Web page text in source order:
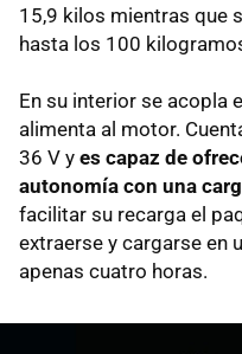
15,9 kilos mientras que
hasta los 100
En su interior se acopla
alimenta al motor.
36 V y es capaz de
autonomía con una
facilitar su recarga el
extraerse y cargarse en
apenas cuatro horas.